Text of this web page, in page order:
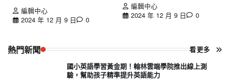
編輯中心
2024 年 12 月 9 日
0
編輯中心
2024 年 12 月 9 日
0
熱門新聞 看更多
國小英語學習黃金期！翰林雲端學院推出線上測
驗，幫助孩子精準提升英語能力